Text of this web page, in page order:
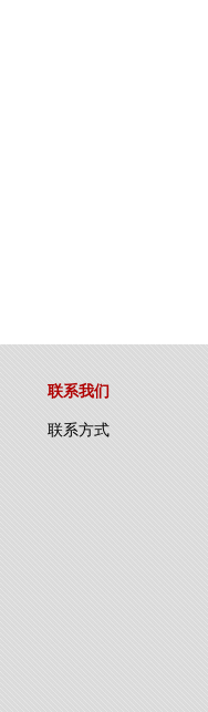
联系我们
联系方式